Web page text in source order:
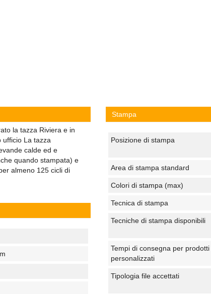
la tazza Riviera e in
ufficio La tazza
calde ed e
quando stampata) e
almeno 125 cicli di
Stampa
Posizione di stampa
Area di stampa standard
Colori di stampa (max)
Tecnica di stampa
Tecniche di stampa disponibili
Tempi di consegna per prodotti
personalizzati
Tipologia file accettati